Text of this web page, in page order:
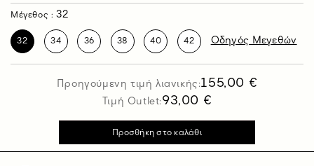
Μέγεθος : 32
32 34 36 38 40 42 Οδηγός Μεγεθών
Προηγούμενη τιμή λιανικής:155,00 €
Τιμή Outlet:93,00 €